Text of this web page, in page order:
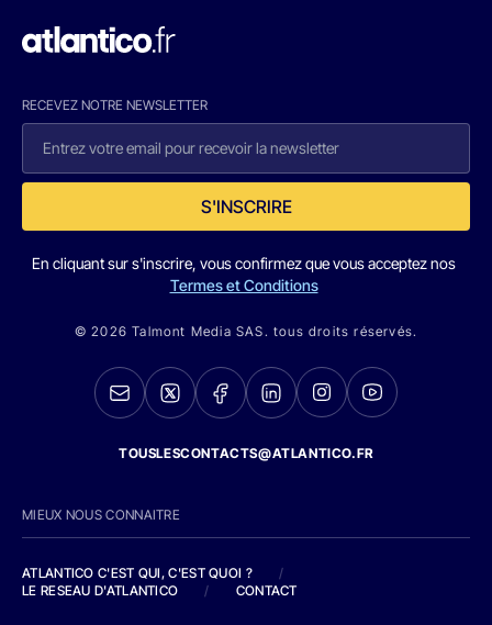
RECEVEZ NOTRE NEWSLETTER
S'INSCRIRE
En cliquant sur s'inscrire, vous confirmez que vous acceptez nos
Termes et Conditions
© 2026 Talmont Media SAS. tous droits réservés.
TOUSLESCONTACTS@ATLANTICO.FR
MIEUX NOUS CONNAITRE
ATLANTICO C'EST QUI, C'EST QUOI ?
/
LE RESEAU D'ATLANTICO
/ CONTACT